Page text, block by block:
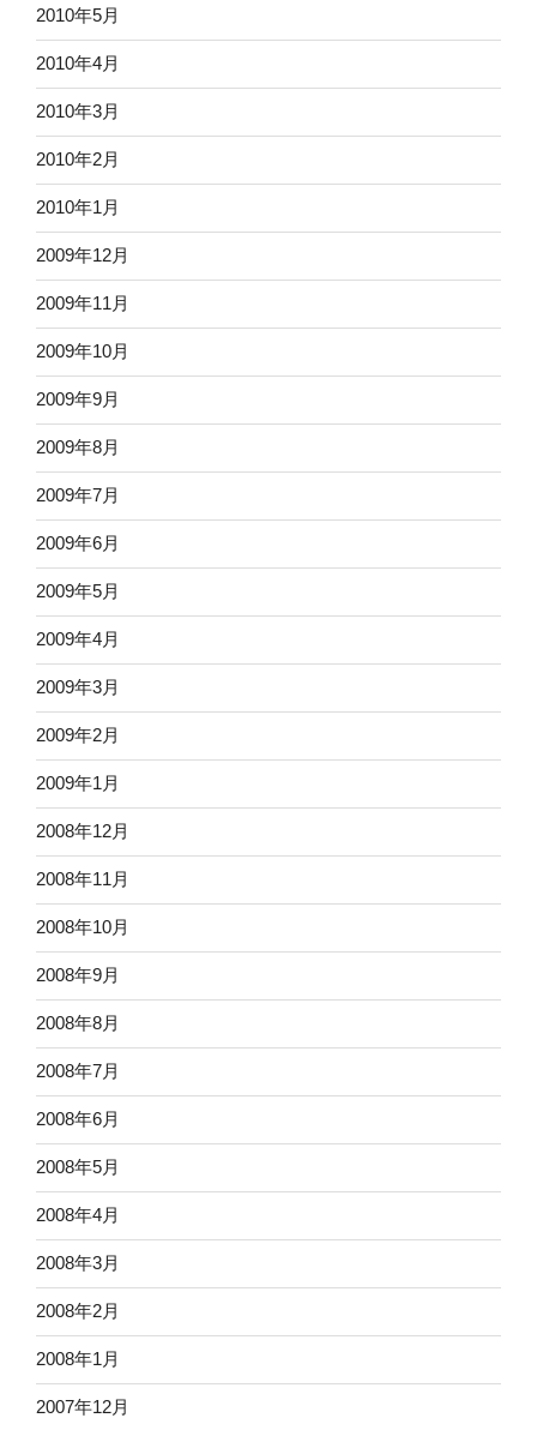
2010年5月
2010年4月
2010年3月
2010年2月
2010年1月
2009年12月
2009年11月
2009年10月
2009年9月
2009年8月
2009年7月
2009年6月
2009年5月
2009年4月
2009年3月
2009年2月
2009年1月
2008年12月
2008年11月
2008年10月
2008年9月
2008年8月
2008年7月
2008年6月
2008年5月
2008年4月
2008年3月
2008年2月
2008年1月
2007年12月